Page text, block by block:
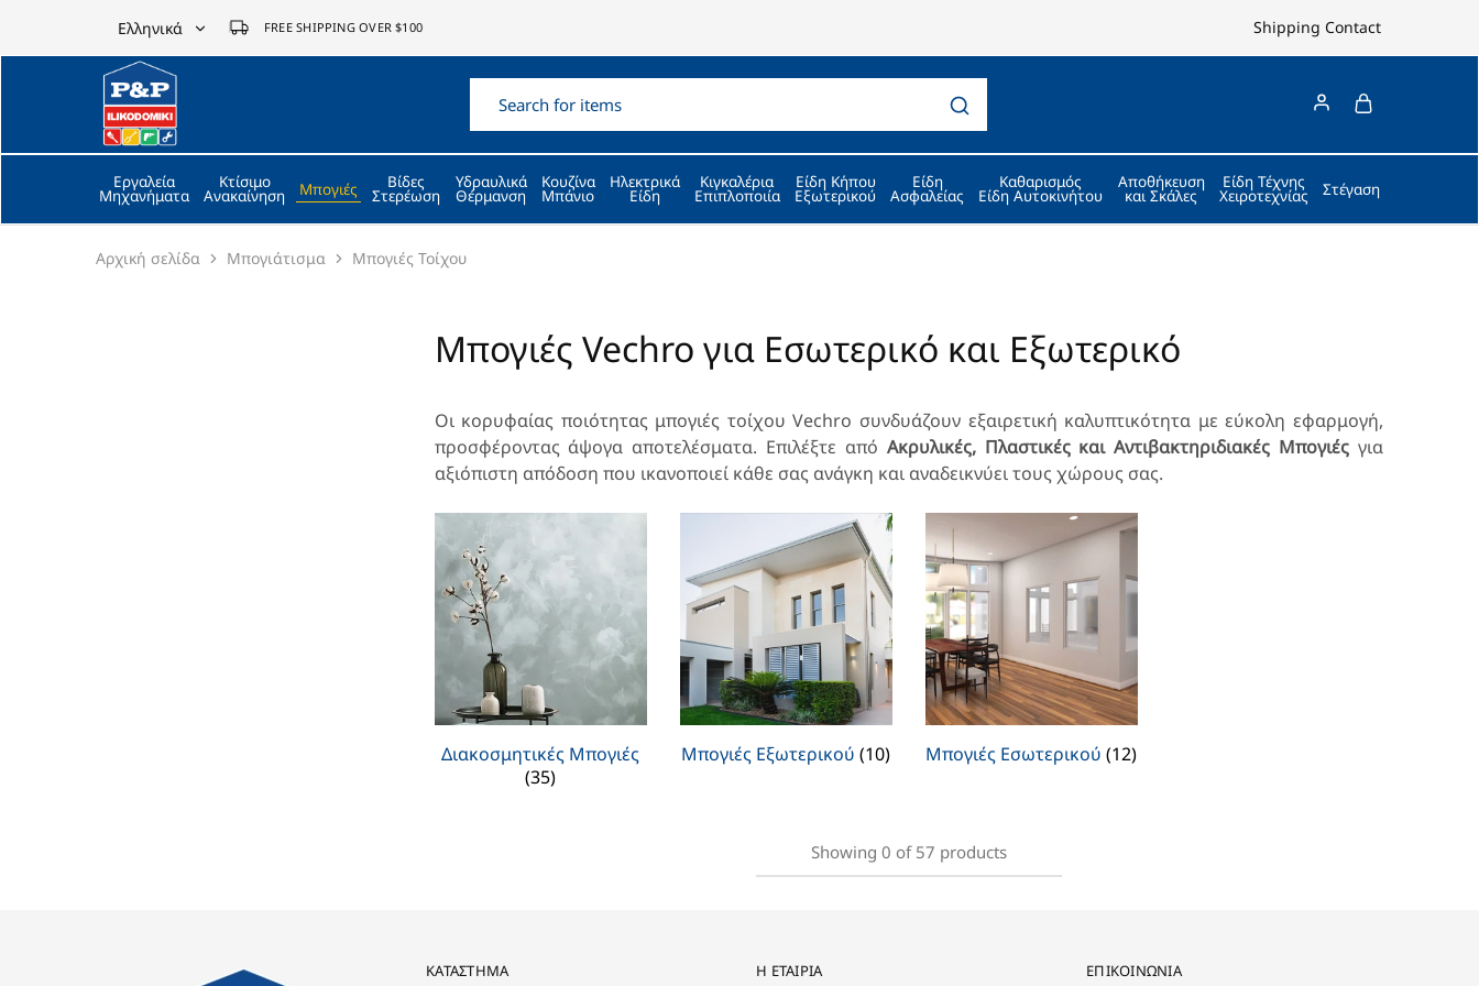
Ελληνικά
Ελληνικά
English
FREE SHIPPING OVER $100 Shipping Contact
P&P
ilikodomiki
LTD
Εργαλεία
Μηχανήματα
Κτίσιμο
Ανακαίνηση Μπογιές Βίδες
Στερέωση
Υδραυλικά
Θέρμανση
Κουζίνα
Μπάνιο
Ηλεκτρικά
Είδη
Κιγκαλέρια
Επιπλοποιία
Είδη Κήπου
Εξωτερικού
Είδη
Ασφαλείας
Καθαρισμός
Είδη Αυτοκινήτου
Αποθήκευση
και Σκάλες
Είδη Τέχνης
Χειροτεχνίας Στέγαση
Αρχική σελίδα Μπογιάτισμα Μπογιές Τοίχου
Μπογιές Vechro για Εσωτερικό και Εξωτερικό
Οι κορυφαίας ποιότητας μπογιές τοίχου Vechro συνδυάζουν εξαιρετική καλυπτικότητα με εύκολη εφαρμογή,
προσφέροντας άψογα αποτελέσματα. Επιλέξτε από Aκρυλικές, Πλαστικές και Αντιβακτηριδιακές Μπογιές για
αξιόπιστη απόδοση που ικανοποιεί κάθε σας ανάγκη και αναδεικνύει τους χώρους σας.
Διακοσμητικές Μπογιές
(35)
Μπογιές Εξωτερικού(10) Μπογιές Εσωτερικού(12)
Showing 0 of 57 products
ΚΑΤΆΣΤΗΜΑ Η ΕΤΑΙΡΊΑ ΕΠΙΚΟΙΝΩΝΙΑ